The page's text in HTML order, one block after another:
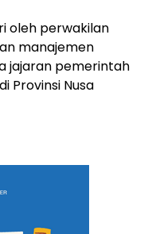
oleh perwakilan
manajemen
jajaran pemerintah
Provinsi Nusa